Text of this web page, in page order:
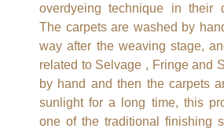
overdyeing technique in their
The carpets are washed by
way after the weaving stage,
related to Selvage , Fringe and
by hand and then the carpets
sunlight for a long time, this
one of the traditional finishing